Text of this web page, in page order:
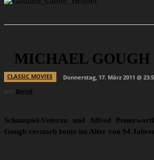
MICHAEL GOUGH
CLASSIC MOVIES
Donnerstag, 17. März 2011 @
von Bernd
Schauspiel-Veteran und Alfred
Gough verstarb heute im Alter von 94